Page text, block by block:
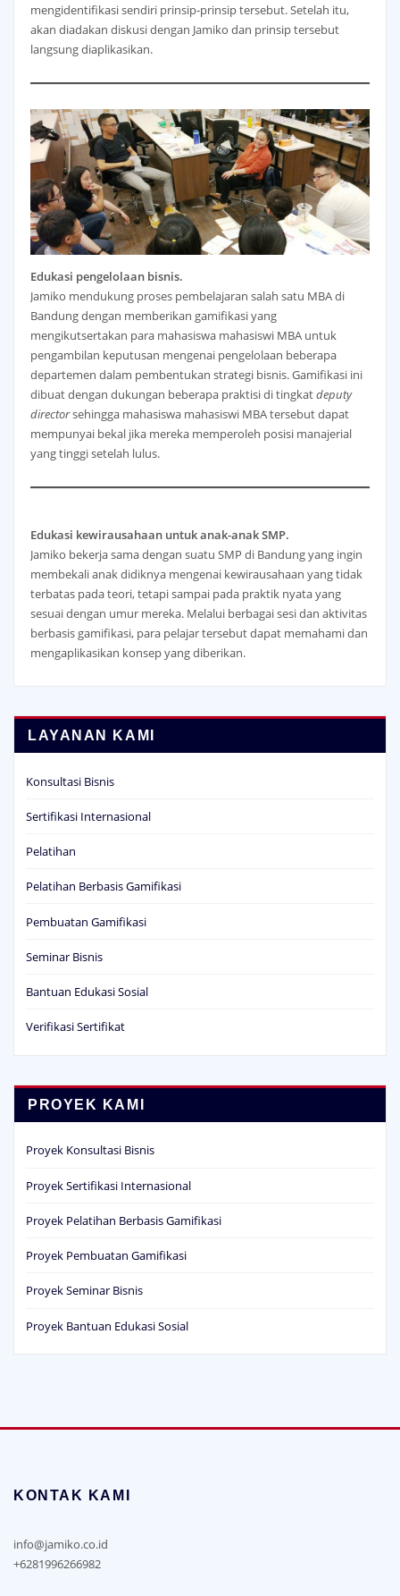
mengidentifikasi sendiri prinsip-prinsip tersebut. Setelah itu,
akan diadakan diskusi dengan Jamiko dan prinsip tersebut
langsung diaplikasikan.
Edukasi pengelolaan bisnis.
Jamiko mendukung proses pembelajaran salah satu MBA di
Bandung dengan memberikan gamifikasi yang
mengikutsertakan para mahasiswa mahasiswi MBA untuk
pengambilan keputusan mengenai pengelolaan beberapa
departemen dalam pembentukan strategi bisnis. Gamifikasi ini
dibuat dengan dukungan beberapa praktisi di tingkatdeputy
directorsehingga mahasiswa mahasiswi MBA tersebut dapat
mempunyai bekal jika mereka memperoleh posisi manajerial
yang tinggi setelah lulus.
Edukasi kewirausahaan untuk anak-anak SMP.
Jamiko bekerja sama dengan suatu SMP di Bandung yang ingin
membekali anak didiknya mengenai kewirausahaan yang tidak
terbatas pada teori, tetapi sampai pada praktik nyata yang
sesuai dengan umur mereka. Melalui berbagai sesi dan aktivitas
berbasis gamifikasi, para pelajar tersebut dapat memahami dan
mengaplikasikan konsep yang diberikan.
LAYANAN KAMI
Konsultasi Bisnis
Sertifikasi Internasional
Pelatihan
Pelatihan Berbasis Gamifikasi
Pembuatan Gamifikasi
Seminar Bisnis
Bantuan Edukasi Sosial
Verifikasi Sertifikat
PROYEK KAMI
Proyek Konsultasi Bisnis
Proyek Sertifikasi Internasional
Proyek Pelatihan Berbasis Gamifikasi
Proyek Pembuatan Gamifikasi
Proyek Seminar Bisnis
Proyek Bantuan Edukasi Sosial
KONTAK KAMI
info@jamiko.co.id
+6281996266982